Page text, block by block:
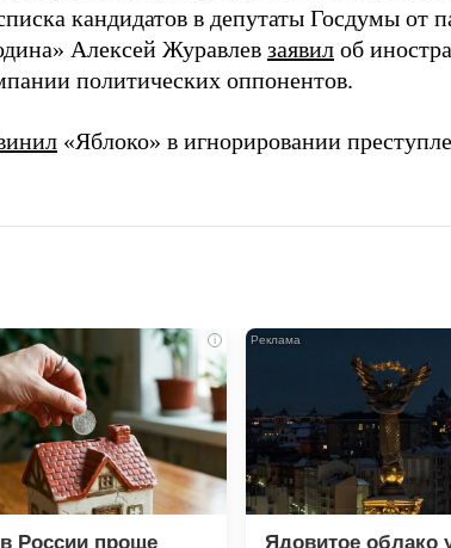
кандидатов в депутаты Госдумы от
Алексей Журавлев заявил об
политических оппонентов.
«Яблоко» в игнорировании
i
России проще Ядовитое облако